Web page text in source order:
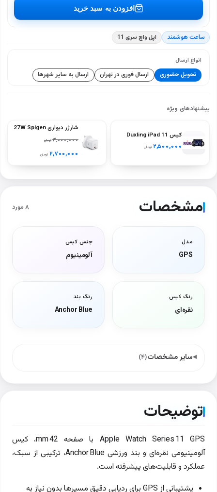
افزودن به سبد خرید
ساعت هوشمند اپل واچ سری 11
انواع ارسال
تحویل حضوری ارسال فوری در تهران ارسال به سایر شهرها
پیشنهادهای ویژه
کیس Duxling iPad 11
نسل A16
بنفش
۲,۵۰۰,۰۰۰ تومان
شارژر دیواری 27W Spigen
۳,۰۰۰,۰۰۰تومان
۲,۷۰۰,۰۰۰ تومان
مشخصات ۸ مورد
مدل
GPS
جنس کیس
آلومینیوم
رنگ کیس
نقره‌ای
رنگ بند
Anchor Blue
سایر مشخصات(۴)
توضیحات
Apple Watch Series 11 GPS با صفحه 42 mm، کیس
آلومینیومی نقره‌ای و بند ورزشی Anchor Blue، ترکیبی از سبک،
عملکرد و قابلیت‌های پیشرفته است.
پشتیبانی از GPS برای ردیابی دقیق مسیرها بدون نیاز به